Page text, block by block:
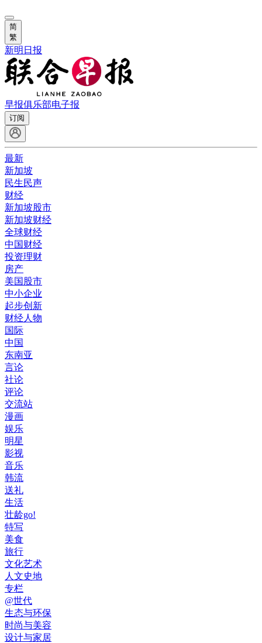
简
繁
新明日报
早报俱乐部电子报
订阅
最新
新加坡
民生民声
财经
新加坡股市
新加坡财经
全球财经
中国财经
投资理财
房产
美国股市
中小企业
起步创新
财经人物
国际
中国
东南亚
言论
社论
评论
交流站
漫画
娱乐
明星
影视
音乐
韩流
送礼
生活
壮龄go!
特写
美食
旅行
文化艺术
人文史地
专栏
@世代
生态与环保
时尚与美容
设计与家居